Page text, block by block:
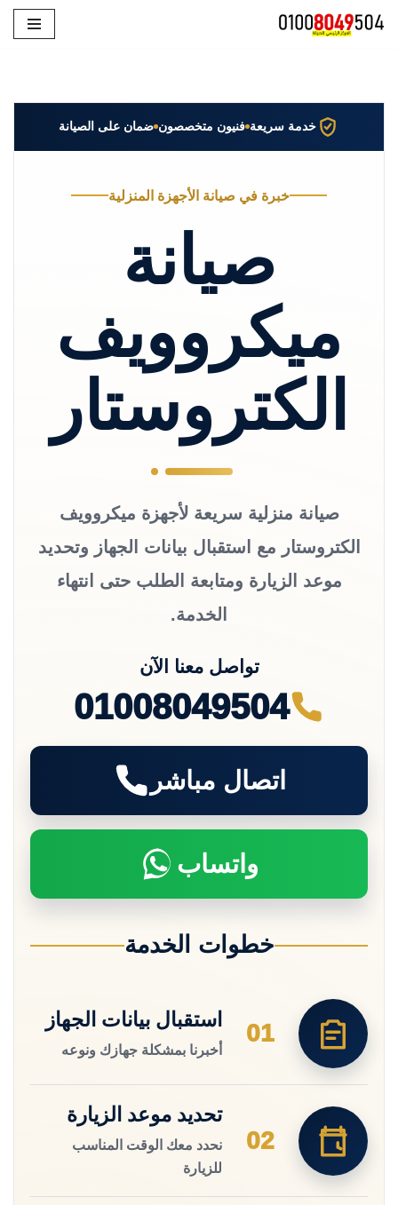
خدمة سريعة فنيون متخصصون ضمان على الصيانة
خبرة في صيانة الأجهزة المنزلية
صيانة
ميكروويف
الكتروستار
صيانة منزلية سريعة لأجهزة ميكروويف
الكتروستار مع استقبال بيانات الجهاز وتحديد
موعد الزيارة ومتابعة الطلب حتى انتهاء
الخدمة.
تواصل معنا الآن
01008049504
اتصال مباشر
واتساب
خطوات الخدمة
01
استقبال بيانات الجهاز
أخبرنا بمشكلة جهازك ونوعه
02
تحديد موعد الزيارة
نحدد معك الوقت المناسب
للزيارة